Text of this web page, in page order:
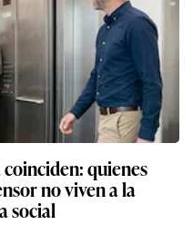
quienes
no viven a la
social